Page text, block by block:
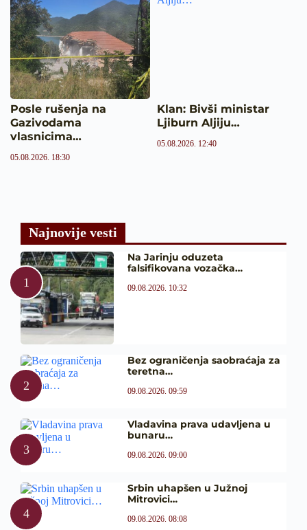
Posle rušenja na
Gazivodama
vlasnicima…
05.08.2026. 18:30
Klan: Bivši ministar
Ljiburn Aljiju…
05.08.2026. 12:40
Najnovije vesti
Na Jarinju oduzeta
falsifikovana vozačka…
09.08.2026. 10:32
Bez ograničenja saobraćaja za
teretna…
09.08.2026. 09:59
Vladavina prava udavljena u
bunaru…
09.08.2026. 09:00
Srbin uhapšen u Južnoj
Mitrovici…
09.08.2026. 08:08